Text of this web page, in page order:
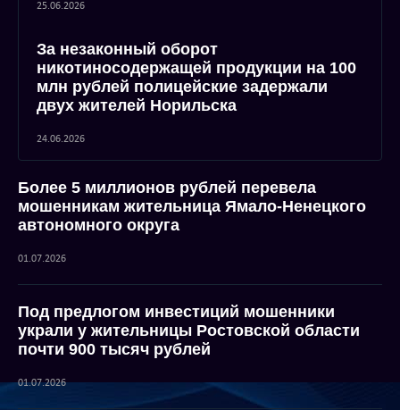
25.06.2026
За незаконный оборот
никотиносодержащей продукции на 100
млн рублей полицейские задержали
двух жителей Норильска
24.06.2026
Более 5 миллионов рублей перевела
мошенникам жительница Ямало-Ненецкого
автономного округа
01.07.2026
Под предлогом инвестиций мошенники
украли у жительницы Ростовской области
почти 900 тысяч рублей
01.07.2026